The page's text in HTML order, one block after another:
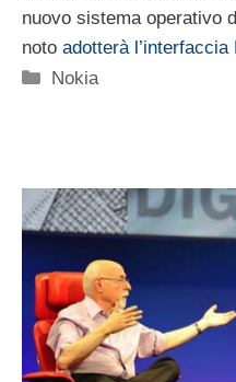
nuovo sistema operativo
noto adotterà
Categorie
Nokia